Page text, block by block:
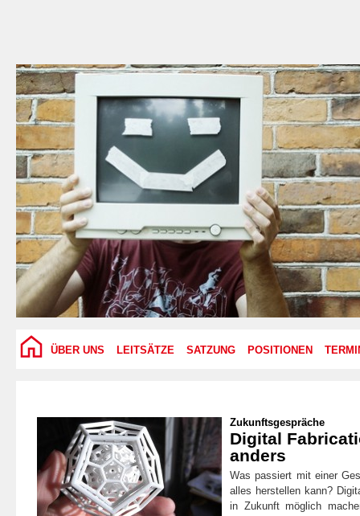
ÜBER UNS LEITSÄTZE SATZUNG POSITIONEN
Zukunftsgespräche
Digital
anders
Was passiert mit einer
alles herstellen kann?
in Zukunft möglich